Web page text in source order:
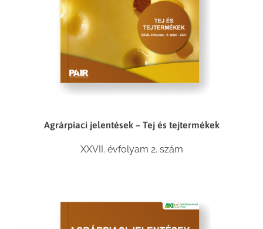
Agrárpiaci jelentések – Tej és tejtermékek
XXVII. évfolyam 2. szám